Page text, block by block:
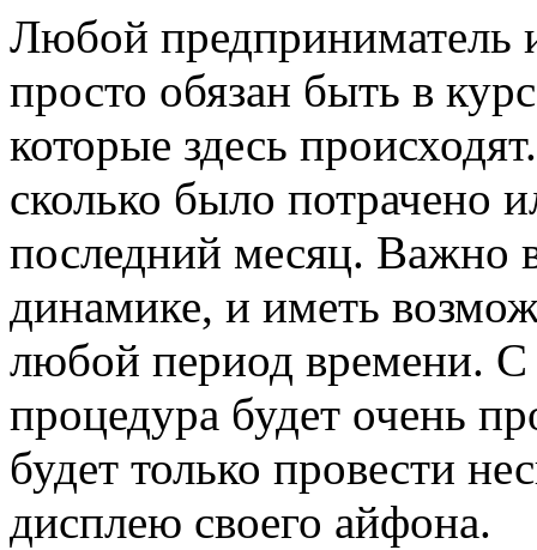
Любой предприниматель
просто обязан быть в
которые здесь
сколько было потрачено
последний месяц. Важно
динамике, и иметь
любой период времени.
процедура будет очень
будет только провести
дисплею своего айфона.